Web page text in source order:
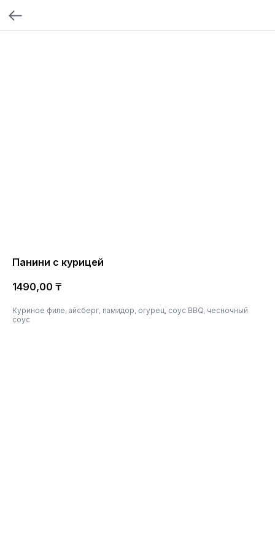
Панини с курицей
1490,00 ₸
Куриное филе, айсберг, памидор, огурец, соус BBQ, чесночный
соус